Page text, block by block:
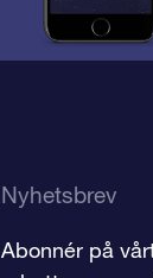
Nyhetsbrev
Abonnér på